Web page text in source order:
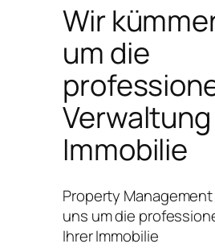
Wir
um die
Immobilie
Property Management
uns um die
Ihrer Immobilie